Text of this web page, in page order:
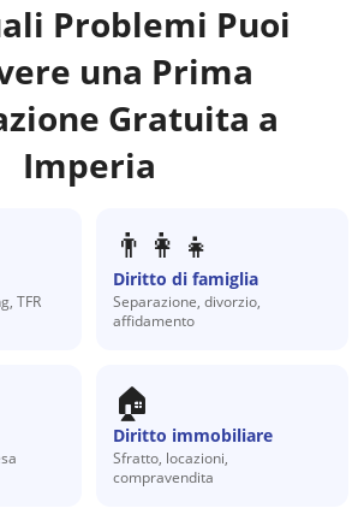
Problemi Puoi
una Prima
Gratuita a
Imperia
TFR
👨‍👩‍👧
Diritto di famiglia
Separazione, divorzio,
affidamento
🏠
Diritto immobiliare
Sfratto, locazioni,
compravendita